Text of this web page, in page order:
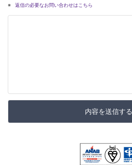
返信の必要なお問い合わせはこちら
内容を送信する